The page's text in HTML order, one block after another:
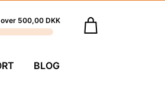
500,00 DKK
BLOG